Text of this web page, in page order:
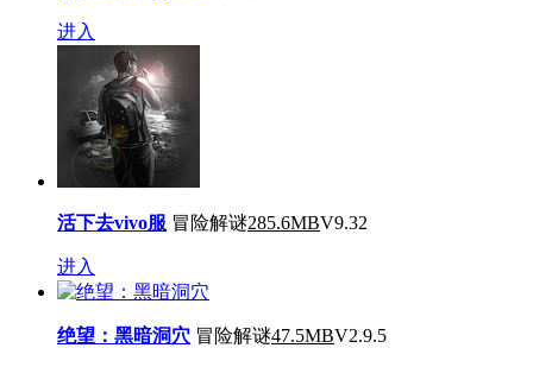
进入
活下去vivo服 冒险解谜285.6MBV9.32
进入
绝望：黑暗洞穴 冒险解谜47.5MBV2.9.5